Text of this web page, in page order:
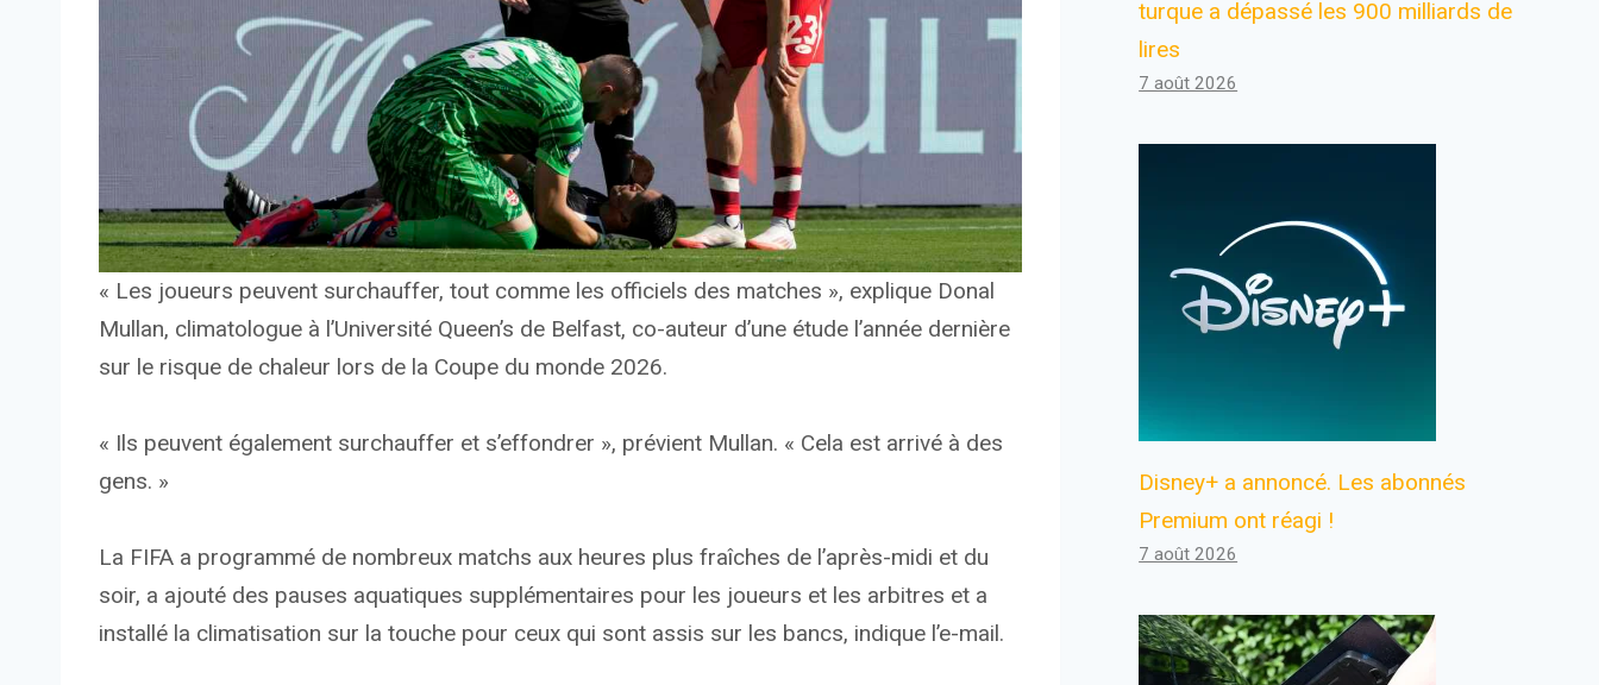
« Les joueurs peuvent surchauffer, tout comme les officiels des matches », explique Donal
Mullan, climatologue à l’Université Queen’s de Belfast, co-auteur d’une étude l’année dernière
sur le risque de chaleur lors de la Coupe du monde 2026.
« Ils peuvent également surchauffer et s’effondrer », prévient Mullan. « Cela est arrivé à des
gens. »
La FIFA a programmé de nombreux matchs aux heures plus fraîches de l’après-midi et du
soir, a ajouté des pauses aquatiques supplémentaires pour les joueurs et les arbitres et a
installé la climatisation sur la touche pour ceux qui sont assis sur les bancs, indique l’e-mail.
turque a dépassé les 900 milliards de
lires
7 août 2026
Disney+ a annoncé. Les abonnés
Premium ont réagi !
7 août 2026